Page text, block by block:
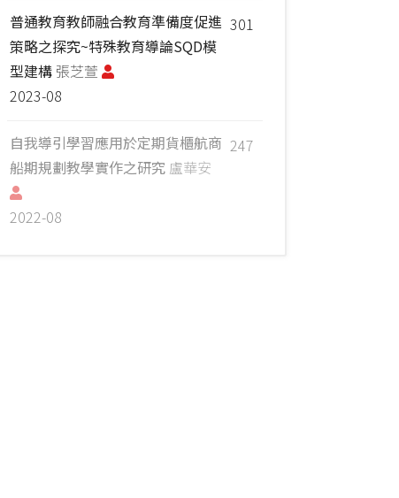
301
普通教育教師融合教育準備度促進
策略之探究~特殊教育導論SQD模
型建構 張芝萱
2023-08
247
自我導引學習應用於定期貨櫃航商
船期規劃教學實作之研究 盧華安
2022-08